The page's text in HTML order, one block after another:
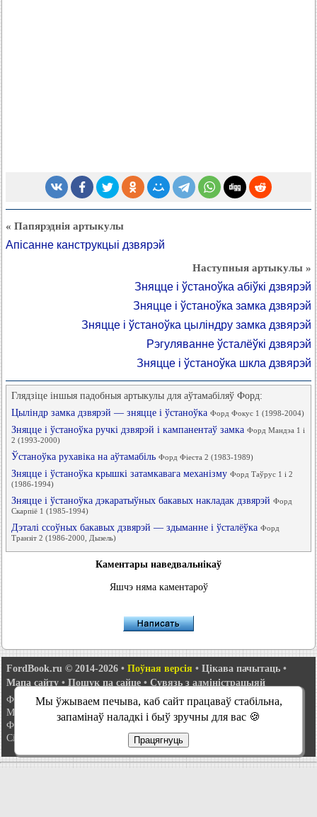
« Папярэднія артыкулы
Апісанне канструкцыі дзвярэй
Наступныя артыкулы »
Зняцце і ўстаноўка абіўкі дзвярэй
Зняцце і ўстаноўка замка дзвярэй
Зняцце і ўстаноўка цыліндру замка дзвярэй
Рэгуляванне ўсталёўкі дзвярэй
Зняцце і ўстаноўка шкла дзвярэй
Глядзіце іншыя падобныя артыкулы для аўтамабіляў Форд:
Цыліндр замка дзвярэй — зняцце і ўстаноўка Форд Фокус 1 (1998-2004)
Зняцце і ўстаноўка ручкі дзвярэй і кампанентаў замка Форд Мандэа 1 і
2 (1993-2000)
Ўстаноўка рухавіка на аўтамабіль Форд Фіеста 2 (1983-1989)
Зняцце і ўстаноўка крышкі затамкавага механізму Форд Таўрус 1 і 2
(1986-1994)
Зняцце і ўстаноўка дэкаратыўных бакавых накладак дзвярэй Форд
Скарпіё 1 (1985-1994)
Дэталі ссоўных бакавых дзвярэй — здыманне і ўсталёўка Форд
Транзіт 2 (1986-2000, Дызель)
Каментары наведвальнікаў
Яшчэ няма каментароў
FordBook.ru © 2014-2026 • Поўная версія • Цікава пачытаць •
Мапа сайту • Пошук па сайце • Сувязь з адміністрацыяй
Фокус 1•Фокус Турнір 1•Фокус 2 •Мандэа 1•Мандэа 1 і 2•
Мандэа 2
Мандэа 3• Мандэа 4 •Эскорт 3•Эскорт 4 •Эскорт 5
Фіеста 2
Таўрус 1 і 2 Ф'южн• Скарпіё 1
Сіера
Мы ўжываем печыва, каб сайт працаваў стабільна,
запамінаў наладкі і быў зручны для вас 🍪
Працягнуць